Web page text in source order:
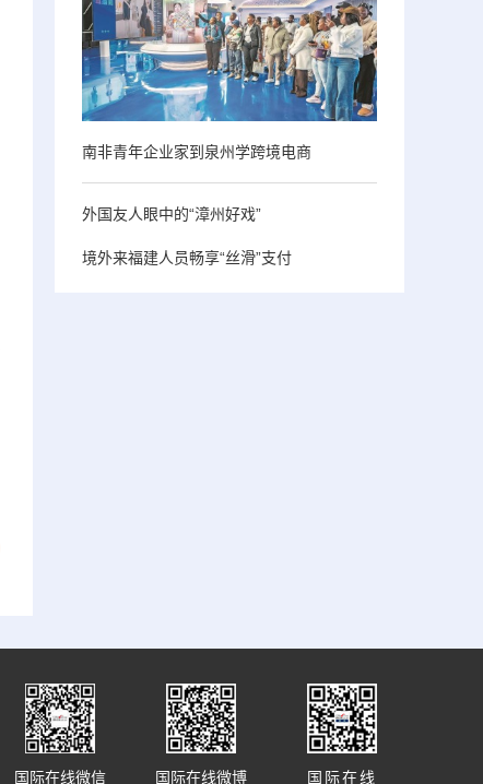
南非青年企业家到泉州学跨境电商
外国友人眼中的“漳州好戏”
境外来福建人员畅享“丝滑”支付
国际在线
国际在线微博
国际在线微信